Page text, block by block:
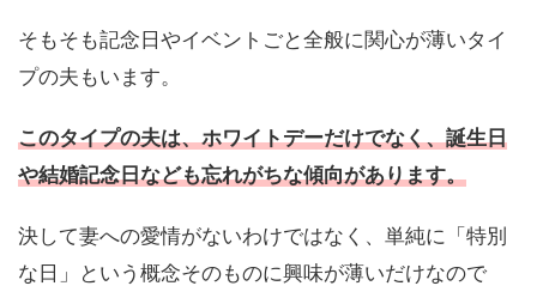
そもそも記念日やイベントごと全般に関心が薄いタイ
プの夫もいます。
このタイプの夫は、ホワイトデーだけでなく、誕生日
や結婚記念日なども忘れがちな傾向があります。
決して妻への愛情がないわけではなく、単純に「特別
な日」という概念そのものに興味が薄いだけなので